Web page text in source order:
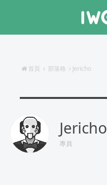
首頁 部落格 Jericho
Jericho
專員